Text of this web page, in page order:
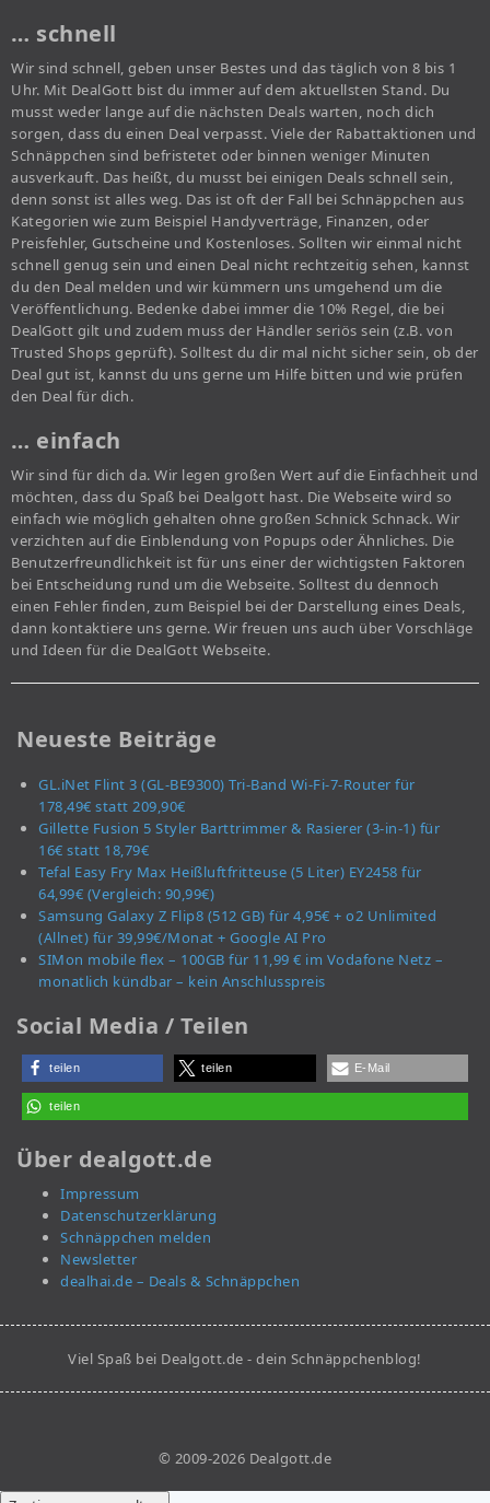
… schnell
Wir sind schnell, geben unser Bestes und das täglich von 8 bis 1
Uhr. Mit DealGott bist du immer auf dem aktuellsten Stand. Du
musst weder lange auf die nächsten Deals warten, noch dich
sorgen, dass du einen Deal verpasst. Viele der Rabattaktionen und
Schnäppchen sind befristetet oder binnen weniger Minuten
ausverkauft. Das heißt, du musst bei einigen Deals schnell sein,
denn sonst ist alles weg. Das ist oft der Fall bei Schnäppchen aus
Kategorien wie zum Beispiel Handyverträge, Finanzen, oder
Preisfehler, Gutscheine und Kostenloses. Sollten wir einmal nicht
schnell genug sein und einen Deal nicht rechtzeitig sehen, kannst
du den Deal melden und wir kümmern uns umgehend um die
Veröffentlichung. Bedenke dabei immer die 10% Regel, die bei
DealGott gilt und zudem muss der Händler seriös sein (z.B. von
Trusted Shops geprüft). Solltest du dir mal nicht sicher sein, ob der
Deal gut ist, kannst du uns gerne um Hilfe bitten und wie prüfen
den Deal für dich.
… einfach
Wir sind für dich da. Wir legen großen Wert auf die Einfachheit und
möchten, dass du Spaß bei Dealgott hast. Die Webseite wird so
einfach wie möglich gehalten ohne großen Schnick Schnack. Wir
verzichten auf die Einblendung von Popups oder Ähnliches. Die
Benutzerfreundlichkeit ist für uns einer der wichtigsten Faktoren
bei Entscheidung rund um die Webseite. Solltest du dennoch
einen Fehler finden, zum Beispiel bei der Darstellung eines Deals,
dann kontaktiere uns gerne. Wir freuen uns auch über Vorschläge
und Ideen für die DealGott Webseite.
Neueste Beiträge
GL.iNet Flint 3 (GL-BE9300) Tri-Band Wi-Fi-7-Router für
178,49€ statt 209,90€
Gillette Fusion 5 Styler Barttrimmer & Rasierer (3-in-1) für
16€ statt 18,79€
Tefal Easy Fry Max Heißluftfritteuse (5 Liter) EY2458 für
64,99€ (Vergleich: 90,99€)
Samsung Galaxy Z Flip8 (512 GB) für 4,95€ + o2 Unlimited
(Allnet) für 39,99€/Monat + Google AI Pro
SIMon mobile flex – 100GB für 11,99 € im Vodafone Netz –
monatlich kündbar – kein Anschlusspreis
Social Media / Teilen
teilen teilen E-Mail
teilen
Über dealgott.de
Impressum
Datenschutzerklärung
Schnäppchen melden
Newsletter
dealhai.de – Deals & Schnäppchen
Viel Spaß bei Dealgott.de - dein Schnäppchenblog!
© 2009-2026 Dealgott.de